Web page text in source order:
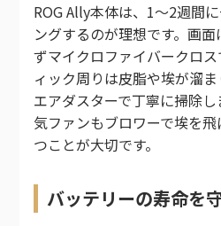
ROG Ally本体は、1〜2週間
ングするのが理想です。画
ずマイクロファイバークロ
ィック周りは皮脂や埃が溜
エアダスターで丁寧に掃除
気ファンもブロワーで埃を
つことが大切です。
バッテリーの寿命を